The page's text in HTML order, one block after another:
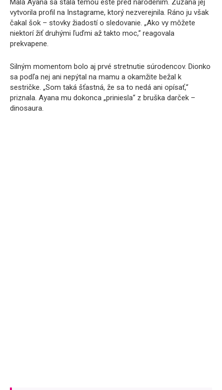
Malá Ayana sa stala témou ešte pred narodením. Zuzana jej
vytvorila profil na Instagrame, ktorý nezverejnila. Ráno ju však
čakal šok – stovky žiadostí o sledovanie. „Ako vy môžete
niektorí žiť druhými ľuďmi až takto moc,“ reagovala
prekvapene.
Silným momentom bolo aj prvé stretnutie súrodencov. Dionko
sa podľa nej ani nepýtal na mamu a okamžite bežal k
sestričke. „Som taká šťastná, že sa to nedá ani opísať,“
priznala. Ayana mu dokonca „priniesla“ z bruška darček –
dinosaura.